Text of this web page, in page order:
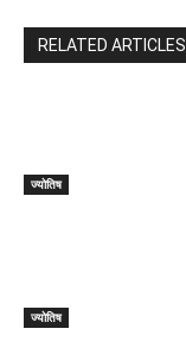
RELATED ARTICLES
ज्योतिष
ज्योतिष